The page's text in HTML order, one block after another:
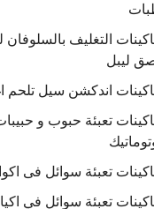
ليبل
اندكشن سيل تلحم
تعبئة حبوب و
تعبئة سوائل فى
تعبئة سوائل في